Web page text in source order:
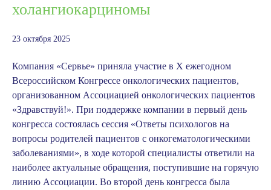
холангиокарциномы
23 октября 2025
Компания «Сервье» приняла участие в X ежегодном
Всероссийском Конгрессе онкологических пациентов,
организованном Ассоциацией онкологических пациентов
«Здравствуй!». При поддержке компании в первый день
конгресса состоялась сессия «Ответы психологов на
вопросы родителей пациентов с онкогематологическими
заболеваниями», в ходе которой специалисты ответили на
наиболее актуальные обращения, поступившие на горячую
линию Ассоциации. Во второй день конгресса была